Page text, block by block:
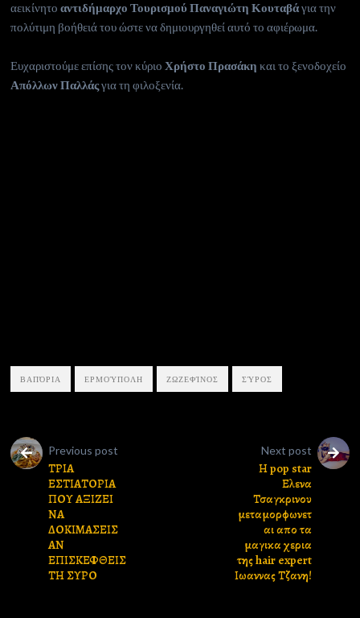
αεικίνητοαντιδήμαρχο Τουρισμού Παναγιώτη Κουταβάγια την
πολύτιμη βοήθειά του ώστε να δημιουργηθεί αυτό το αφιέρωμα.
Ευχαριστούμε επίσης τον κύριοΧρήστο Πρασάκη και το ξενοδοχείο
Απόλλων Παλλάςγια τη φιλοξενία.
ΒΑΠΌΡΙΑ ΕΡΜΟΎΠΟΛΗ ΖΩΖΕΦΊΝΟΣ ΣΎΡΟΣ
Previous post
ΤΡΙΑ
ΕΣΤΙΑΤΟΡΙΑ
ΠΟΥ ΑΞΙΖΕΙ
ΝΑ
ΔΟΚΙΜΑΣΕΙΣ
ΑΝ
ΕΠΙΣΚΕΦΘΕΙΣ
ΤΗ ΣΥΡΟ
Next post
Η pop star
Ελενα
Τσαγκρινου
μεταμορφωνετ
αι απο τα
μαγικα χερια
της hair expert
Ιωαννας Τζανη!